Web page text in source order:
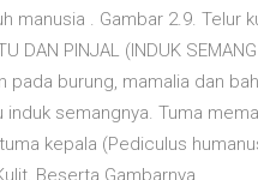
manusia . Gambar 2.9. Telur
DAN PINJAL (INDUK
burung, mamalia dan
semangnya. Tuma
kepala (Pediculus
Beserta Gambarnya